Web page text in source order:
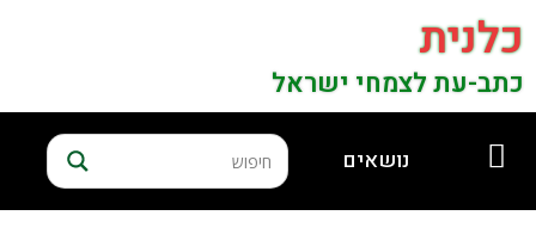
כלנית
כתב-עת לצמחי ישראל
נושאים